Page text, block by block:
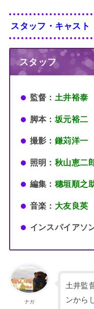
スタッフ・キャスト
スタッフ
監督： 土井裕泰
脚本： 坂元裕二
撮影： 鎌苅洋一
照明： 秋山恵二
編集： 穗垣順之
音楽： 大友良英
インスパイアソ
ナガ
土井監
ンから